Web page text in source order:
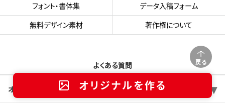
戻る
オリジナルを作る
フォント・書体集
データ入稿フォーム
無料デザイン素材
著作権について
よくある質問
オリジナルTシャツは何枚から注文できますか？